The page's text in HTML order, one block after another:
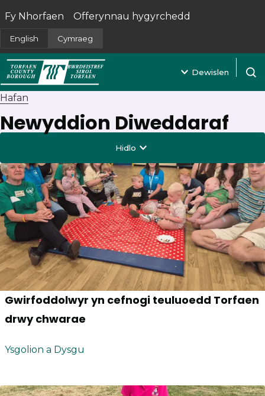
English Cymraeg
Fy Nhorfaen
(yn agor mewn tab newydd)
Offerynnau hygyrchedd
Dewislen
Hafan
Newyddion Diweddaraf
Hidlo
Gwirfoddolwyr yn cefnogi teuluoedd Torfaen
drwy chwarae
Ysgolion a Dysgu